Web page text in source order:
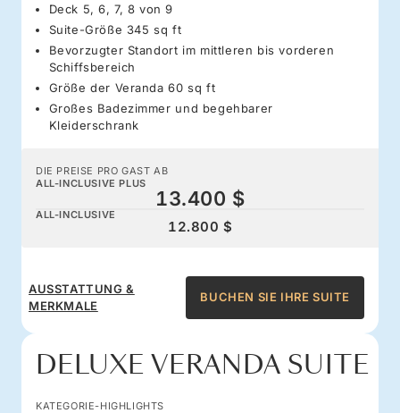
Deck 5, 6, 7, 8 von 9
Suite-Größe 345 sq ft
Bevorzugter Standort im mittleren bis vorderen
Schiffsbereich
Größe der Veranda 60 sq ft
Großes Badezimmer und begehbarer
Kleiderschrank
DIE PREISE PRO GAST AB
ALL-INCLUSIVE PLUS
13.400 $
ALL-INCLUSIVE
12.800 $
AUSSTATTUNG &
MERKMALE
BUCHEN SIE IHRE SUITE
DELUXE VERANDA SUITE
KATEGORIE-HIGHLIGHTS